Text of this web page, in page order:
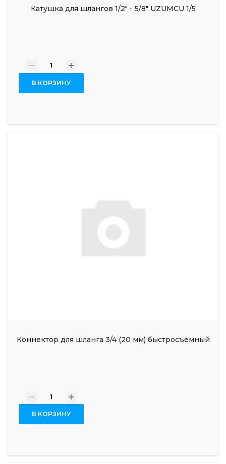
Катушка для шлангов 1/2" - 5/8" UZUMCU 1/5
- +
В КОРЗИНУ
Коннектор для шланга 3/4 (20 мм) быстросъёмный
- +
В КОРЗИНУ